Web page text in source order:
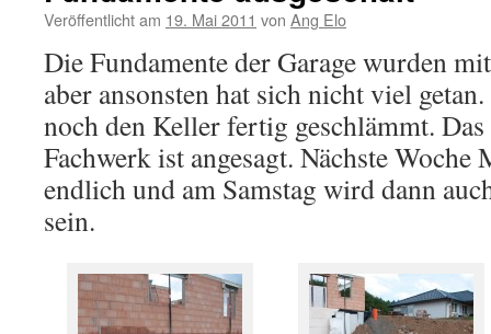
Veröffentlicht am 19. Mai 2011 von Ang Elo
Die Fundamente der Garage wurden
aber ansonsten hat sich nicht viel
noch den Keller fertig geschlämmt.
Fachwerk ist angesagt. Nächste
endlich und am Samstag wird dann
sein.